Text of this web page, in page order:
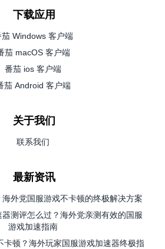
下载应用
茄 Windows 客户端
茄 macOS 客户端
番茄 ios 客户端
茄 Android 客户端
关于我们
联系我们
最新资讯
外党国服游戏不卡顿的终极解决方案
测评怎么过？海外党亲测有效的国服
游戏加速指南
卡顿？海外玩家国服游戏加速器终极指